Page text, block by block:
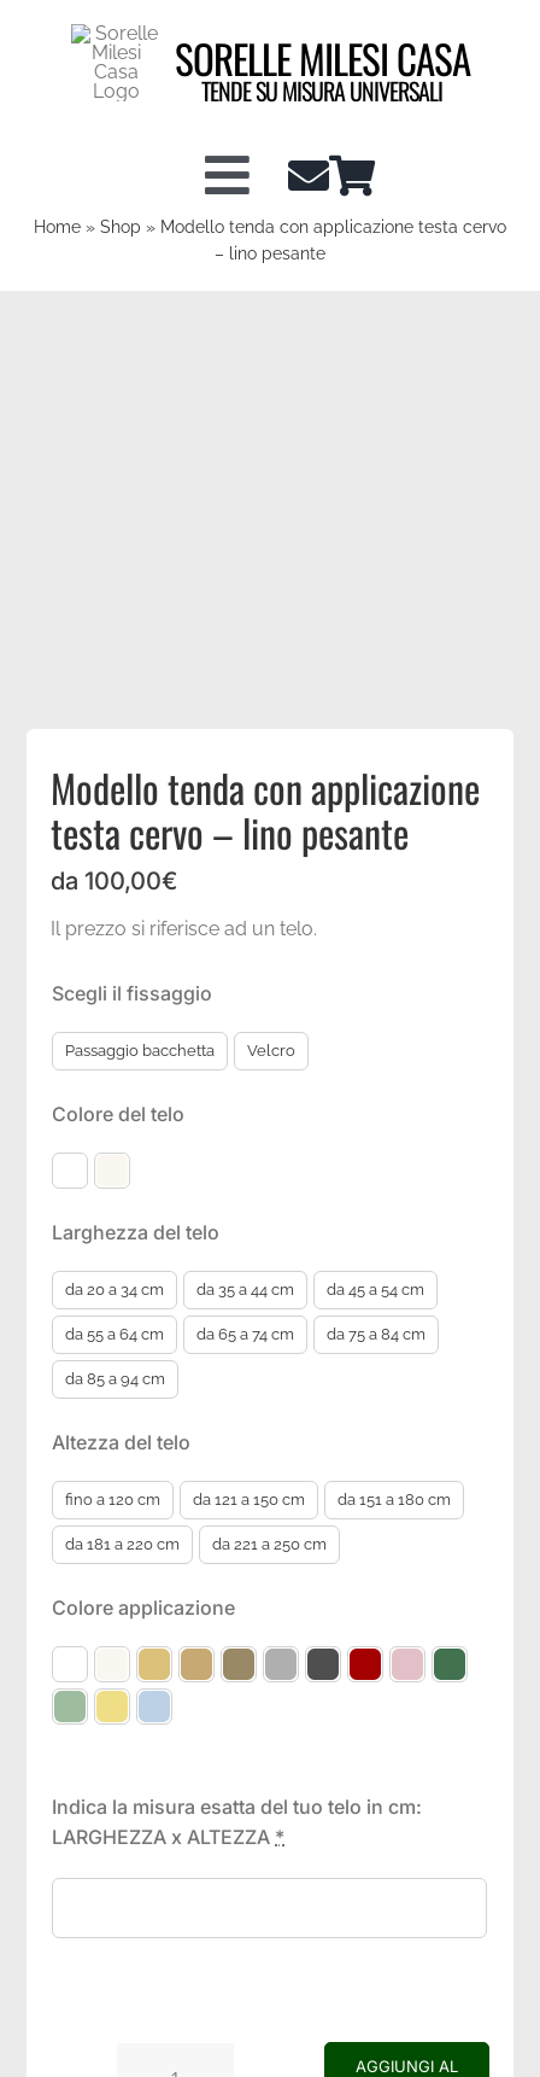
SORELLE MILESI CASA
TENDE SU MISURA UNIVERSALI
Toggle
Navigation
Shop tende a vetro
Home » Shop » Modello tenda con applicazione testa cervo
– lino pesante
Modello tenda con applicazione
testa cervo – lino pesante
da 100,00€
Il prezzo si riferisce ad un telo.
Scegli il fissaggio
Passaggio bacchetta Velcro
Colore del telo
Larghezza del telo
da 20 a 34 cm da 35 a 44 cm da 45 a 54 cm
da 55 a 64 cm da 65 a 74 cm da 75 a 84 cm
da 85 a 94 cm
Altezza del telo
fino a 120 cm da 121 a 150 cm da 151 a 180 cm
da 181 a 220 cm da 221 a 250 cm
Colore applicazione
Indica la misura esatta del tuo telo in cm:
LARGHEZZA x ALTEZZA *
AGGIUNGI AL